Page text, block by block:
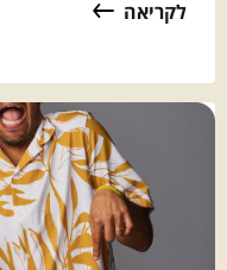
לקריאה